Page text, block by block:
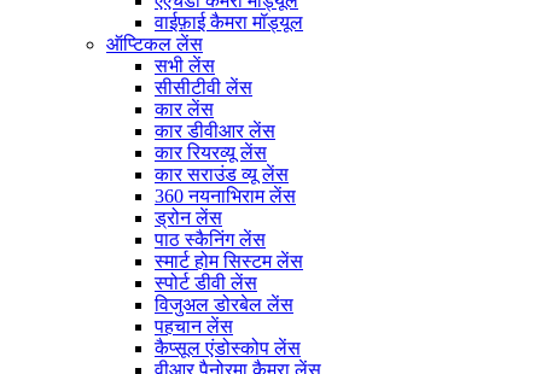
वाईफ़ाई कैमरा मॉड्यूल
ऑप्टिकल लेंस
सभी लेंस
सीसीटीवी लेंस
कार लेंस
कार डीवीआर लेंस
कार रियरव्यू लेंस
कार सराउंड व्यू लेंस
360 नयनाभिराम लेंस
ड्रोन लेंस
पाठ स्कैनिंग लेंस
स्मार्ट होम सिस्टम लेंस
स्पोर्ट डीवी लेंस
विजुअल डोरबेल लेंस
पहचान लेंस
कैप्सूल एंडोस्कोप लेंस
वीआर पैनोरमा कैमरा लेंस